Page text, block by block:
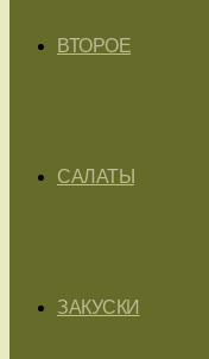
ВТОРОЕ
САЛАТЫ
ЗАКУСКИ